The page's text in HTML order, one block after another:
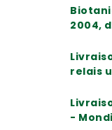
2004,
relais
-